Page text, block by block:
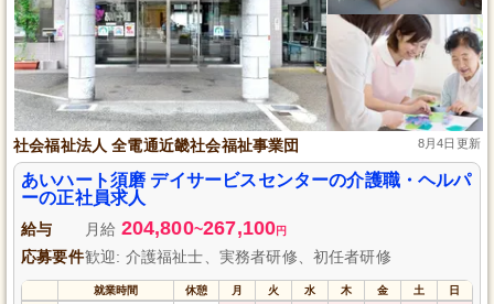
社会福祉法人 全電通近畿社会福祉事業団 8月4日更新
あいハート須磨 デイサービスセンターの介護職・ヘルパ
ーの正社員求人
給与 月給 204,800~267,100円
応募要件歓迎: 介護福祉士、実務者研修、初任者研修
就業時間 休憩 月 火 水 木 金 土 日